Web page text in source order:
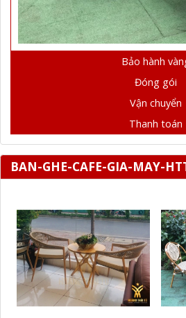
Bảo hành
Đóng gói
Vận chuyển
Thanh toán
BAN-GHE-CAFE-GIA-MAY-